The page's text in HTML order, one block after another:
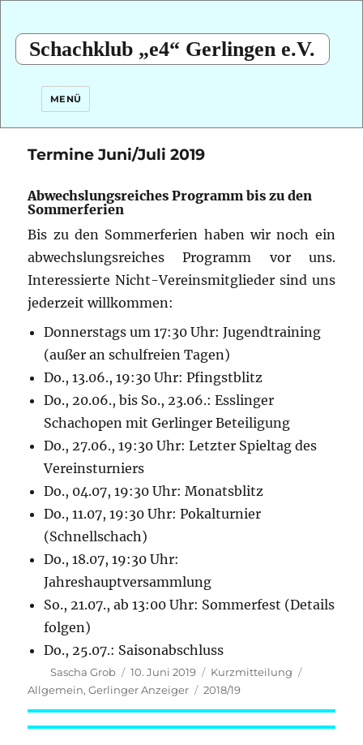
Schachklub „e4“ Gerlingen e.V.
MENÜ
Termine Juni/Juli 2019
Abwechslungsreiches Programm bis zu den
Sommerferien
Bis zu den Sommerferien haben wir noch ein
abwechslungsreiches Programm vor uns.
Interessierte Nicht-Vereinsmitglieder sind uns
jederzeit willkommen:
Donnerstags um 17:30 Uhr: Jugendtraining
(außer an schulfreien Tagen)
Do., 13.06., 19:30 Uhr: Pfingstblitz
Do., 20.06., bis So., 23.06.: Esslinger
Schachopen mit Gerlinger Beteiligung
Do., 27.06., 19:30 Uhr: Letzter Spieltag des
Vereinsturniers
Do., 04.07, 19:30 Uhr: Monatsblitz
Do., 11.07, 19:30 Uhr: Pokalturnier
(Schnellschach)
Do., 18.07, 19:30 Uhr:
Jahreshauptversammlung
So., 21.07., ab 13:00 Uhr: Sommerfest (Details
folgen)
Do., 25.07.: Saisonabschluss
Autor
Sascha Grob
Veröffentlicht
am
10. Juni 2019 Format
Kurzmitteilung
Allgemein,Gerlinger Anzeiger Schlagwörter
2018/19